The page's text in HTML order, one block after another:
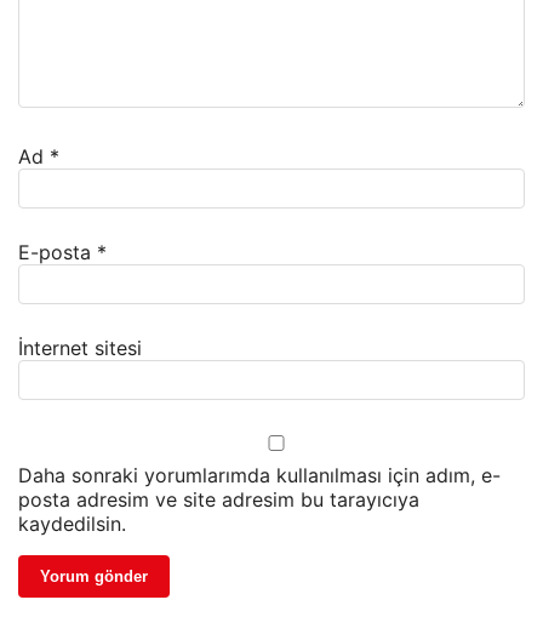
Ad *
E-posta *
İnternet sitesi
Daha sonraki yorumlarımda kullanılması için adım, e-
posta adresim ve site adresim bu tarayıcıya
kaydedilsin.